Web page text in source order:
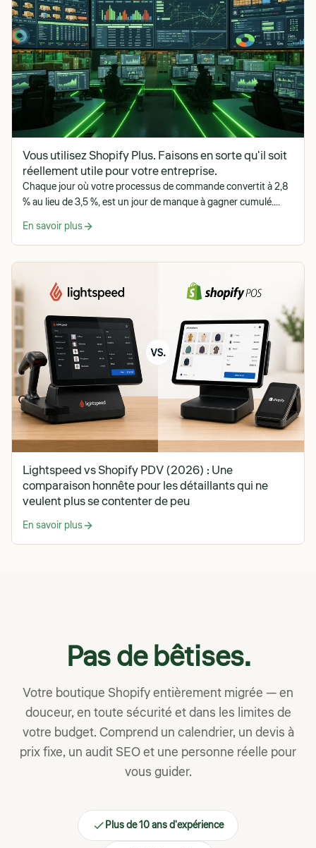
Vous utilisez Shopify Plus. Faisons en sorte qu'il soit
réellement utile pour votre entreprise.
Chaque jour où votre processus de commande convertit à 2,8
% au lieu de 3,5 %, est un jour de manque à gagner cumulé....
En savoir plus
Lightspeed vs Shopify PDV (2026) : Une
comparaison honnête pour les détaillants qui ne
veulent plus se contenter de peu
En savoir plus
Pas de bêtises.
Votre boutique Shopify entièrement migrée — en
douceur, en toute sécurité et dans les limites de
votre budget. Comprend un calendrier, un devis à
prix fixe, un audit SEO et une personne réelle pour
vous guider.
Plus de 10 ans d'expérience